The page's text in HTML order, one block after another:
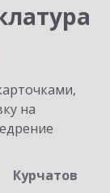
на
Курчатов